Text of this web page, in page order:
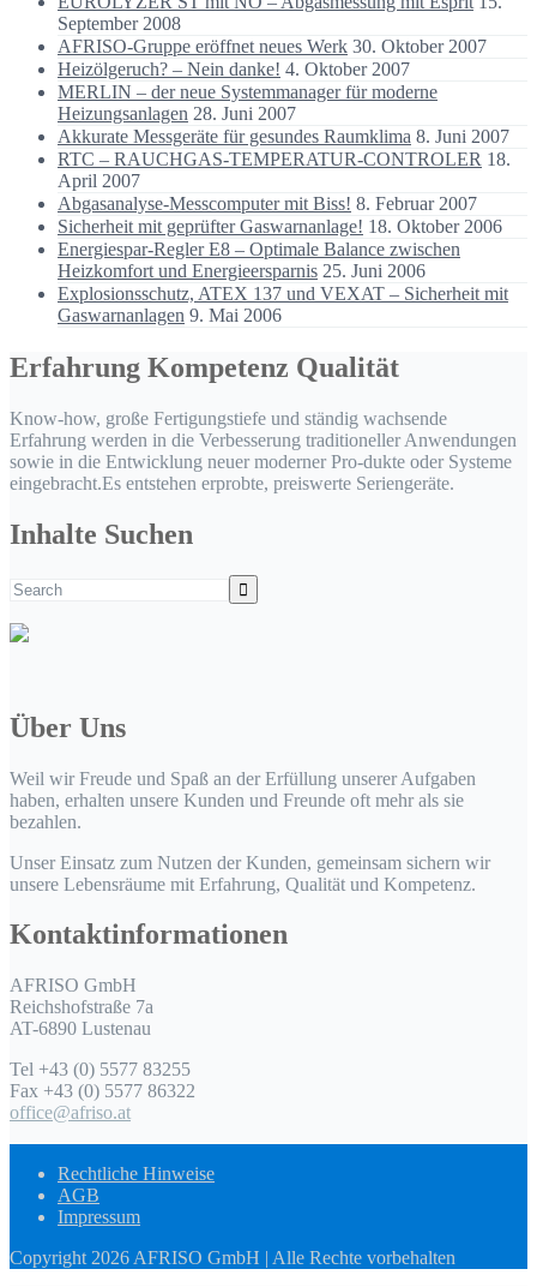
September 2008
AFRISO-Gruppe eröffnet neues Werk 30. Oktober 2007
Heizölgeruch? – Nein danke! 4. Oktober 2007
MERLIN – der neue Systemmanager für moderne
Heizungsanlagen 28. Juni 2007
Akkurate Messgeräte für gesundes Raumklima 8. Juni 2007
RTC – RAUCHGAS-TEMPERATUR-CONTROLER 18.
April 2007
Abgasanalyse-Messcomputer mit Biss! 8. Februar 2007
Sicherheit mit geprüfter Gaswarnanlage! 18. Oktober 2006
Energiespar-Regler E8 – Optimale Balance zwischen
Heizkomfort und Energieersparnis 25. Juni 2006
Explosionsschutz, ATEX 137 und VEXAT – Sicherheit mit
Gaswarnanlagen 9. Mai 2006
Erfahrung Kompetenz Qualität
Know-how, große Fertigungstiefe und ständig wachsende
Erfahrung werden in die Verbesserung traditioneller Anwendungen
sowie in die Entwicklung neuer moderner Pro-dukte oder Systeme
eingebracht.Es entstehen erprobte, preiswerte Seriengeräte.
Inhalte Suchen
Über Uns
Weil wir Freude und Spaß an der Erfüllung unserer Aufgaben
haben, erhalten unsere Kunden und Freunde oft mehr als sie
bezahlen.
Unser Einsatz zum Nutzen der Kunden, gemeinsam sichern wir
unsere Lebensräume mit Erfahrung, Qualität und Kompetenz.
Kontaktinformationen
AFRISO GmbH
Reichshofstraße 7a
AT-6890 Lustenau
Tel +43 (0) 5577 83255
Fax +43 (0) 5577 86322
office@afriso.at
Rechtliche Hinweise
AGB
Impressum
Copyright 2026 AFRISO GmbH | Alle Rechte vorbehalten